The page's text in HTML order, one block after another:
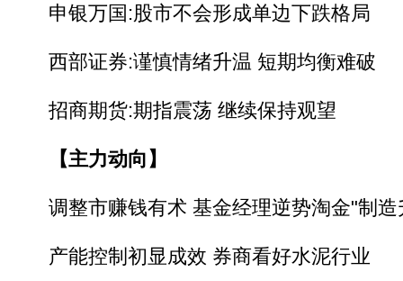
申银万国:股市不会形成单边下跌格局
西部证券:谨慎情绪升温 短期均衡难破
招商期货:期指震荡 继续保持观望
【主力动向】
调整市赚钱有术 基金经理逆势淘金"制造
产能控制初显成效 券商看好水泥行业